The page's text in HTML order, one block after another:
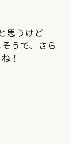
思うけど
うで、さら
！